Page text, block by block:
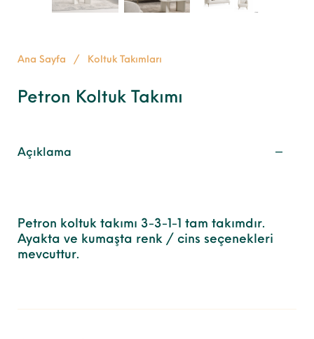
Ana Sayfa / Koltuk Takımları
Petron Koltuk Takımı
Açıklama
Petron koltuk takımı 3-3-1-1 tam takımdır.
Ayakta ve kumaşta renk / cins seçenekleri
mevcuttur.